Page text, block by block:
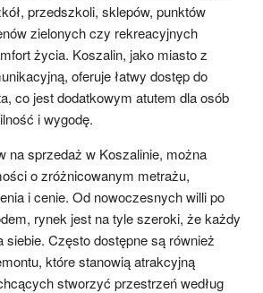
przedszkoli, sklepów, punktów
zielonych czy rekreacyjnych
życia. Koszalin, jako miasto z
oferuje łatwy dostęp do
co jest dodatkowym atutem dla osób
i wygodę.
na sprzedaż w Koszalinie, można
o zróżnicowanym metrażu,
i cenie. Od nowoczesnych willi po
rynek jest na tyle szeroki, że każdy
siebie. Często dostępne są również
które stanowią atrakcyjną
stworzyć przestrzeń według